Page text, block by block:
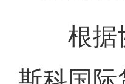
根据协